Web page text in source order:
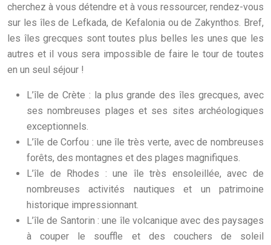
cherchez à vous détendre et à vous ressourcer, rendez-vous
sur les îles de Lefkada, de Kefalonia ou de Zakynthos. Bref,
les îles grecques sont toutes plus belles les unes que les
autres et il vous sera impossible de faire le tour de toutes
en un seul séjour !
L’île de Crète : la plus grande des îles grecques, avec
ses nombreuses plages et ses sites archéologiques
exceptionnels.
L’île de Corfou : une île très verte, avec de nombreuses
forêts, des montagnes et des plages magnifiques.
L’île de Rhodes : une île très ensoleillée, avec de
nombreuses activités nautiques et un patrimoine
historique impressionnant.
L’île de Santorin : une île volcanique avec des paysages
à couper le souffle et des couchers de soleil